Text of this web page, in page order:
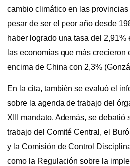
cambio climático en las
pesar de ser el peor año desde
haber logrado una tasa del 2,91%
las economías que más crecieron
encima de China con 2,3%
En la cita, también se evaluó el
sobre la agenda de trabajo del
XIII mandato. Además, se debatió
trabajo del Comité Central, el
y la Comisión de Control
como la Regulación sobre la